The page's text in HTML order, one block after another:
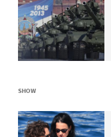
SHOW